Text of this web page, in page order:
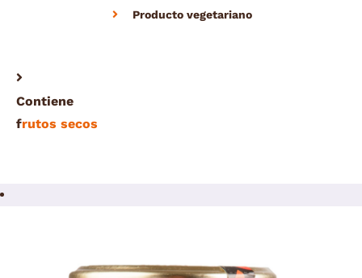
Producto vegetariano
Contiene
frutos secos